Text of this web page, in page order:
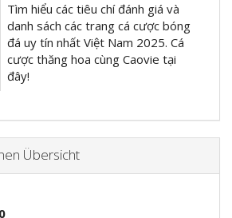
Tìm hiểu các tiêu chí đánh giá và
danh sách các trang cá cược bóng
đá uy tín nhất Việt Nam 2025. Cá
cược thăng hoa cùng Caovie tại
đây!
Übersicht
0